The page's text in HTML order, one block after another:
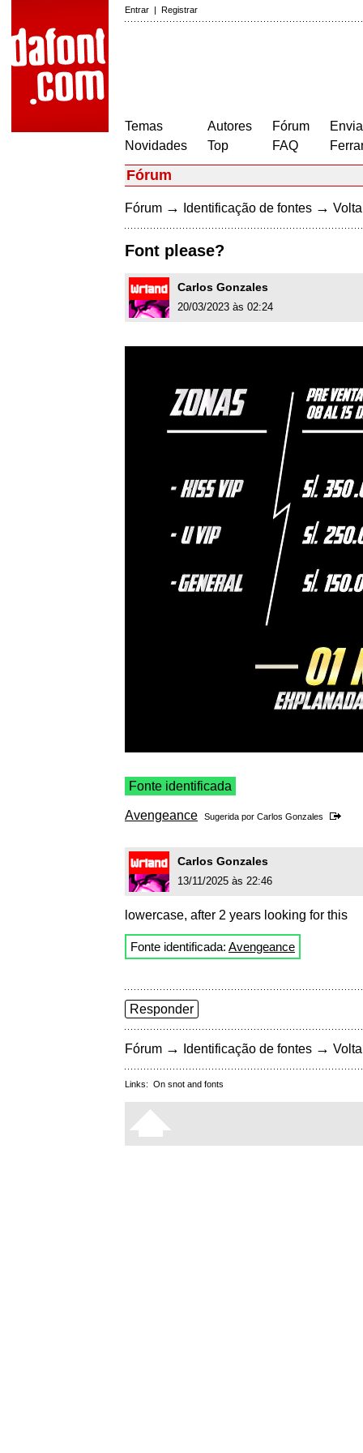
Entrar | Registrar
Temas
Novidades
Autores
Top
Fórum
FAQ
Fórum
Fórum → Identificação de fontes →
Font please?
Carlos Gonzales
20/03/2023 às 02:24
Fonte identificada
Avengeance Sugerida por Carlos Gonzales
Carlos Gonzales
13/11/2025 às 22:46
lowercase, after 2 years looking for this
Fonte identificada: Avengeance
Responder
Fórum → Identificação de fontes →
Links: On snot and fonts